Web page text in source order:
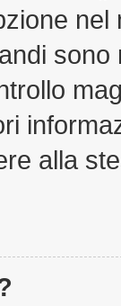
alla